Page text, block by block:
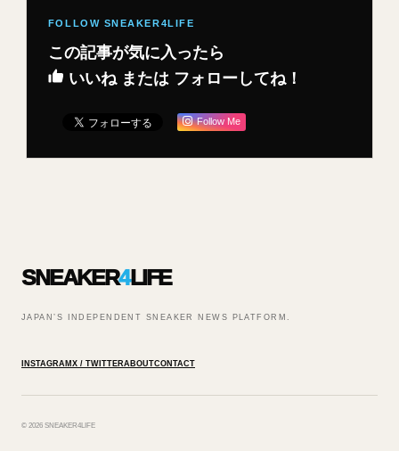
この記事が気に入ったら
いいね または フォローしてね！
Follow Me
SNEAKER4LIFE
JAPAN’S INDEPENDENT SNEAKER NEWS PLATFORM.
INSTAGRAM X / TWITTERABOUTCONTACT
© 2026 SNEAKER4LIFE